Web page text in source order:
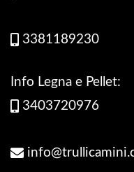
3381189230
Info Legna e Pellet:
3403720976